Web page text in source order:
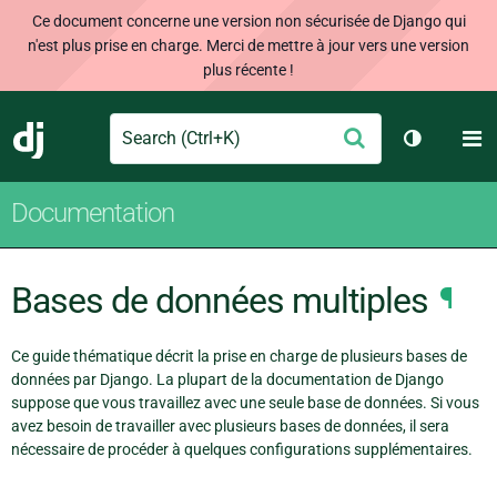
Ce document concerne une version non sécurisée de Django qui
n'est plus prise en charge. Merci de mettre à jour vers une version
plus récente !
Django
Search Envoyer
Changer
Documentation
Bases de données multiples ¶
Ce guide thématique décrit la prise en charge de plusieurs bases de
données par Django. La plupart de la documentation de Django
suppose que vous travaillez avec une seule base de données. Si vous
avez besoin de travailler avec plusieurs bases de données, il sera
nécessaire de procéder à quelques configurations supplémentaires.